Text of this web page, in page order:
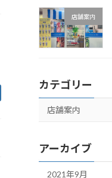
店舗案内
カテゴリー
店舗案内
アーカイブ
2021年9月